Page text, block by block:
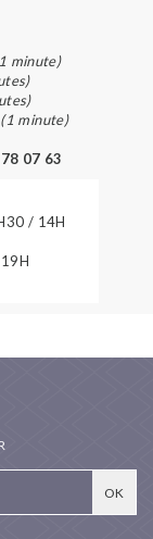
minute)
minute)
07 63
/ 14H